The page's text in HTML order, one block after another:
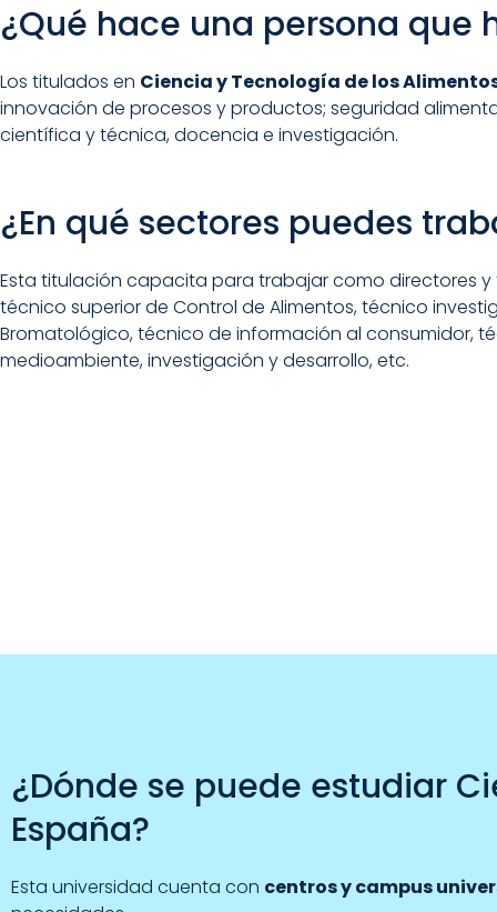
¿Qué hace una persona que
Los titulados en Ciencia y Tecnología de los
innovación de procesos y productos; seguridad
científica y técnica, docencia e investigación.
¿En qué sectores puedes
Esta titulación capacita para trabajar como directores y
técnico superior de Control de Alimentos, técnico
Bromatológico, técnico de información al consumidor,
medioambiente, investigación y desarrollo, etc.
¿Dónde se puede estudiar
España?
Esta universidad cuenta con centros y campus